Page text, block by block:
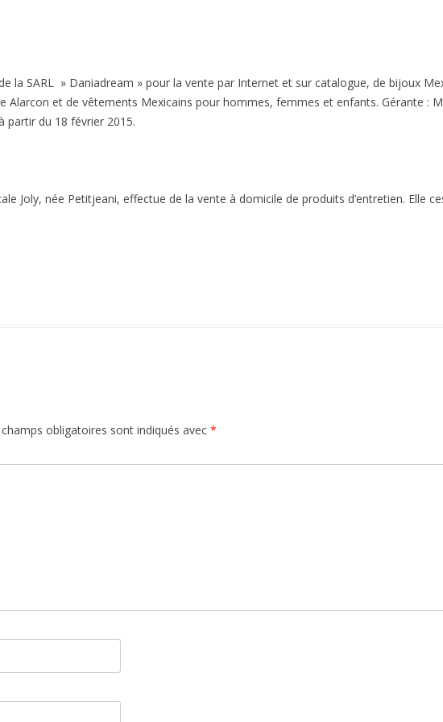
la SARL » Daniadream » pour la vente par Internet et sur catalogue, de bijoux
Alarcon et de vêtements Mexicains pour hommes, femmes et enfants. Gérante :
partir du 18 février 2015.
Joly, née Petitjeani, effectue de la vente à domicile de produits d’entretien. Elle
obligatoires sont indiqués avec *